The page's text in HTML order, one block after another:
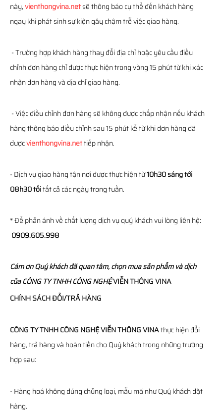
này,vienthongvina.netsẽ thông báo cụ thể đến khách hàng
ngay khi phát sinh sự kiện gây chậm trễ việc giao hàng.
- Trường hợp khách hàng thay đổi địa chỉ hoặc yêu cầu điều
chỉnh đơn hàng chỉ được thực hiện trong vòng 15 phút từ khi xác
nhận đơn hàng và địa chỉ giao hàng.
- Việc điều chỉnh đơn hàng sẽ không được chấp nhận nếu khách
hàng thông báo điều chỉnh sau 15 phút kể từ khi đơn hàng đã
đượcvienthongvina.nettiếp nhận.
- Dịch vụ giao hàng tận nơi được thực hiện từ10h30 sáng tới
08h30 tốitất cả các ngày trong tuần.
* Để phản ánh về chất lượng dịch vụ quý khách vui lòng liên hệ:
0909.605.998
Cám ơn Quý khách đã quan tâm, chọn mua sản phẩm và dịch
củaCÔNG TY TNHH CÔNG NGHỆVIỄN THÔNGVINA
CHÍNH SÁCH ĐỔI/TRẢ HÀNG
CÔNG TY TNHH CÔNG NGHỆ VIỄN THÔNG VINAthực hiện đổi
hàng, trả hàng và hoàn tiền cho Quý khách trong những trường
hợp sau:
- Hàng hoá không đúng chủng loại, mẫu mã như Quý khách đặt
hàng.